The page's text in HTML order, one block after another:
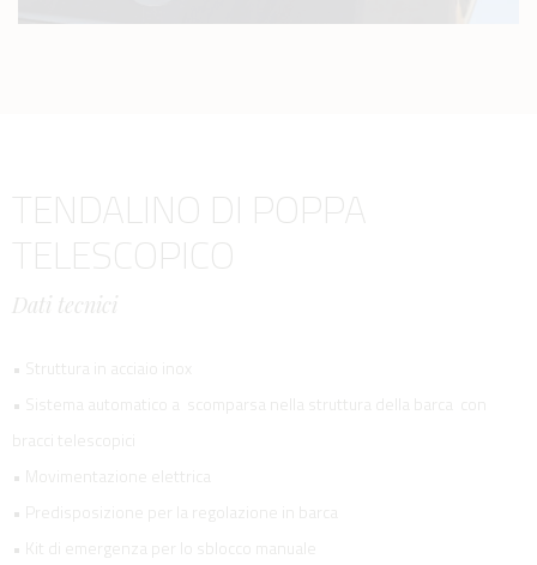
TENDALINO DI POPPA
TELESCOPICO
Dati tecnici
• Struttura in acciaio inox
• Sistema automatico a scomparsa nella struttura della barca con
bracci telescopici
• Movimentazione elettrica
• Predisposizione per la regolazione in barca
• Kit di emergenza per lo sblocco manuale